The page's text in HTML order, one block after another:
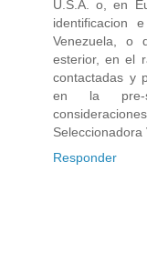
U.S.A. o, en
identificacion
Venezuela, o
esterior, en el
contactadas y
en la pre-
Seleccionadora
Responder